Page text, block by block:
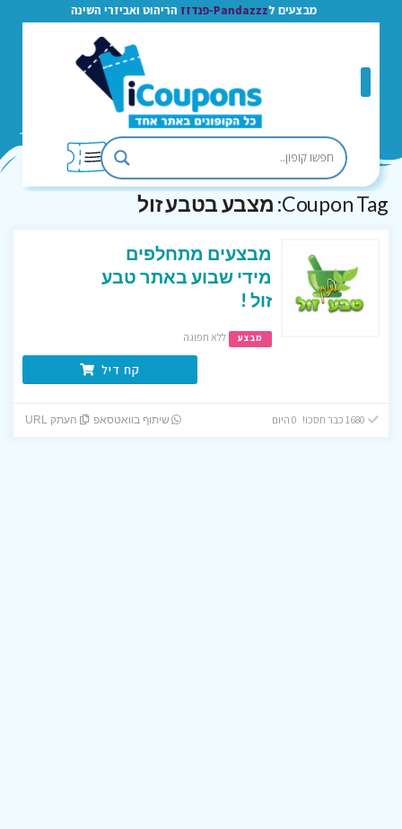
מבצעים לPandazzz-פנדזז הריהוט ואביזרי השינה
Coupon Tag: מצבע בטבע זול
מבצעים מתחלפים
מידי שבוע באתר טבע
זול !
מבצע ללא תפוגה
קח דיל
שיתוף בוואטסאפ העתק URL